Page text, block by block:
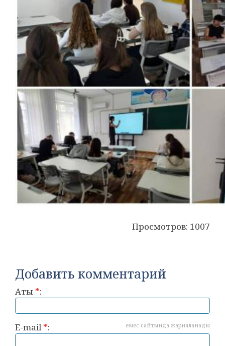
Просмотров: 1007
Добавить комментарий
Аты *:
E-mail*: емес сайтында жарияланады